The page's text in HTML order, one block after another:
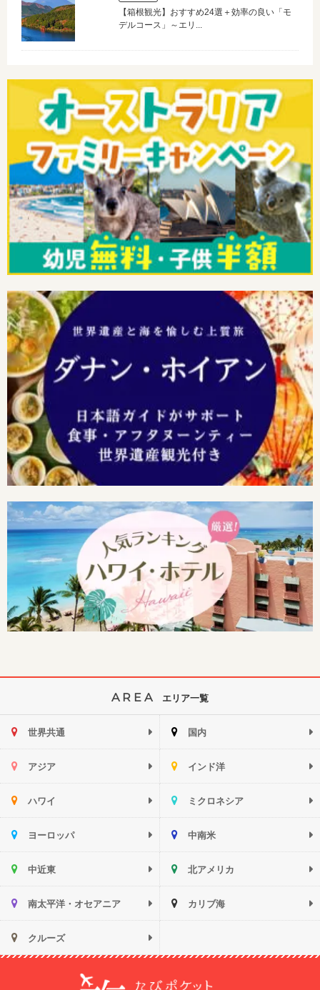
【箱根観光】おすすめ24選＋効率の良い「モ
デルコース」～エリ...
AREA エリア一覧
世界共通 国内
アジア インド洋
ハワイ ミクロネシア
ヨーロッパ 中南米
中近東 北アメリカ
南太平洋・オセアニア カリブ海
クルーズ